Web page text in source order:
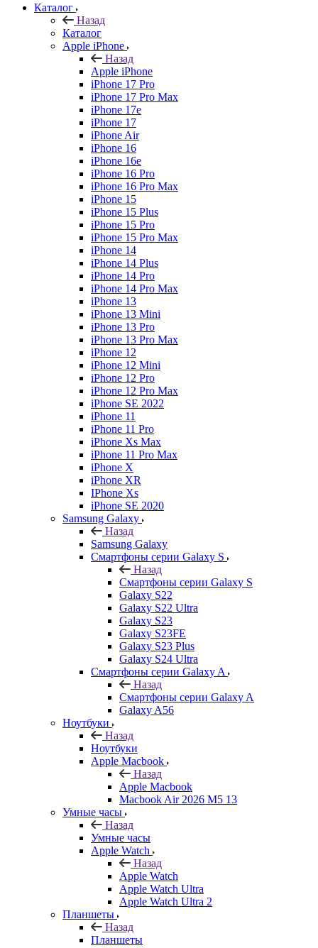
Каталог
Назад
Каталог
Apple iPhone
Назад
Apple iPhone
iPhone 17 Pro
iPhone 17 Pro Max
iPhone 17e
iPhone 17
iPhone Air
iPhone 16
iPhone 16e
iPhone 16 Pro
iPhone 16 Pro Max
iPhone 15
iPhone 15 Plus
iPhone 15 Pro
iPhone 15 Pro Max
iPhone 14
iPhone 14 Plus
iPhone 14 Pro
iPhone 14 Pro Max
iPhone 13
iPhone 13 Mini
iPhone 13 Pro
iPhone 13 Pro Max
iPhone 12
iPhone 12 Mini
iPhone 12 Pro
iPhone 12 Pro Max
iPhone SE 2022
iPhone 11
iPhone 11 Pro
iPhone Xs Max
iPhone 11 Pro Max
iPhone X
iPhone XR
IPhone Xs
iPhone SE 2020
Samsung Galaxy
Назад
Samsung Galaxy
Смартфоны серии Galaxy S
Назад
Смартфоны серии Galaxy S
Galaxy S22
Galaxy S22 Ultra
Galaxy S23
Galaxy S23FE
Galaxy S23 Plus
Galaxy S24 Ultra
Смартфоны серии Galaxy A
Назад
Смартфоны серии Galaxy A
Galaxy A56
Ноутбуки
Назад
Ноутбуки
Apple Macbook
Назад
Apple Macbook
Macbook Air 2026 M5 13
Умные часы
Назад
Умные часы
Apple Watch
Назад
Apple Watch
Apple Watch Ultra
Apple Watch Ultra 2
Планшеты
Назад
Планшеты